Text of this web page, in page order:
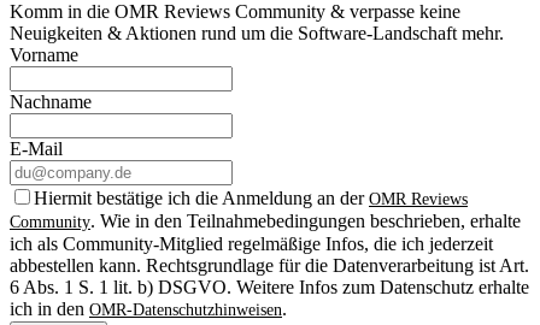
Komm in die OMR Reviews Community & verpasse keine
Neuigkeiten & Aktionen rund um die Software-Landschaft mehr.
Vorname
Nachname
E-Mail
Hiermit bestätige ich die Anmeldung an der OMR Reviews
Community. Wie in den Teilnahmebedingungen beschrieben, erhalte
ich als Community-Mitglied regelmäßige Infos, die ich jederzeit
abbestellen kann. Rechtsgrundlage für die Datenverarbeitung ist Art.
6 Abs. 1 S. 1 lit. b) DSGVO. Weitere Infos zum Datenschutz erhalte
ich in den OMR-Datenschutzhinweisen.